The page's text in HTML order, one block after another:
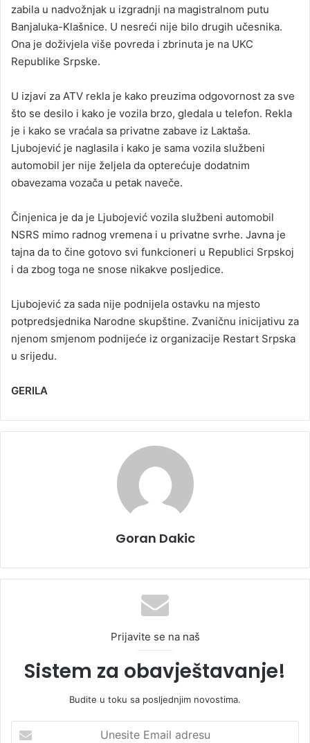
zabila u nadvožnjak u izgradnji na magistralnom putu
Banjaluka-Klašnice. U nesreći nije bilo drugih učesnika.
Ona je doživjela više povreda i zbrinuta je na UKC
Republike Srpske.
U izjavi za ATV rekla je kako preuzima odgovornost za sve
što se desilo i kako je vozila brzo, gledala u telefon. Rekla
je i kako se vraćala sa privatne zabave iz Laktaša.
Ljubojević je naglasila i kako je sama vozila službeni
automobil jer nije željela da opterećuje dodatnim
obavezama vozača u petak naveče.
Činjenica je da je Ljubojević vozila službeni automobil
NSRS mimo radnog vremena i u privatne svrhe. Javna je
tajna da to čine gotovo svi funkcioneri u Republici Srpskoj
i da zbog toga ne snose nikakve posljedice.
Ljubojević za sada nije podnijela ostavku na mjesto
potpredsjednika Narodne skupštine. Zvaničnu inicijativu za
njenom smjenom podnijeće iz organizacije Restart Srpska
u srijedu.
GERILA
Goran Dakic
Prijavite se na naš
Sistem za obavještavanje!
Budite u toku sa posljednjim novostima.